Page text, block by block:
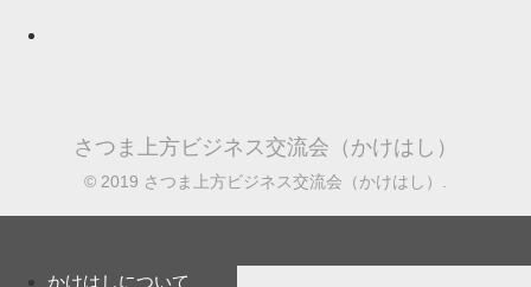
さつま上方ビジネス交流会（かけはし）
© 2019 さつま上方ビジネス交流会（かけはし）.
かけはしについて